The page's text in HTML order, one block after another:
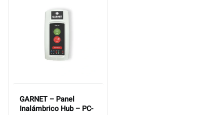
GARNET – Panel
Inalámbrico Hub – PC-